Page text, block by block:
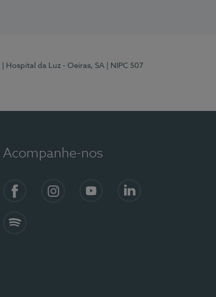
| Hospital da Luz - Oeiras, SA
| NIPC 507
Acompanhe-nos